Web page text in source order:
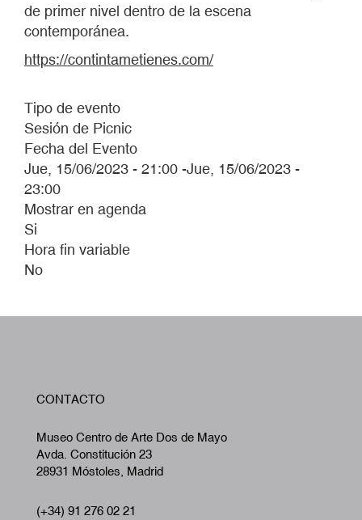
de primer nivel dentro de la escena
contemporánea.
https://contintametienes.com/
Tipo de evento
Sesión de Picnic
Fecha del Evento
Jue, 15/06/2023 - 21:00 -Jue, 15/06/2023 -
23:00
Mostrar en agenda
Si
Hora fin variable
No
CONTACTO
Museo Centro de Arte Dos de Mayo
Avda. Constitución 23
28931 Móstoles, Madrid
(+34) 91 276 02 21